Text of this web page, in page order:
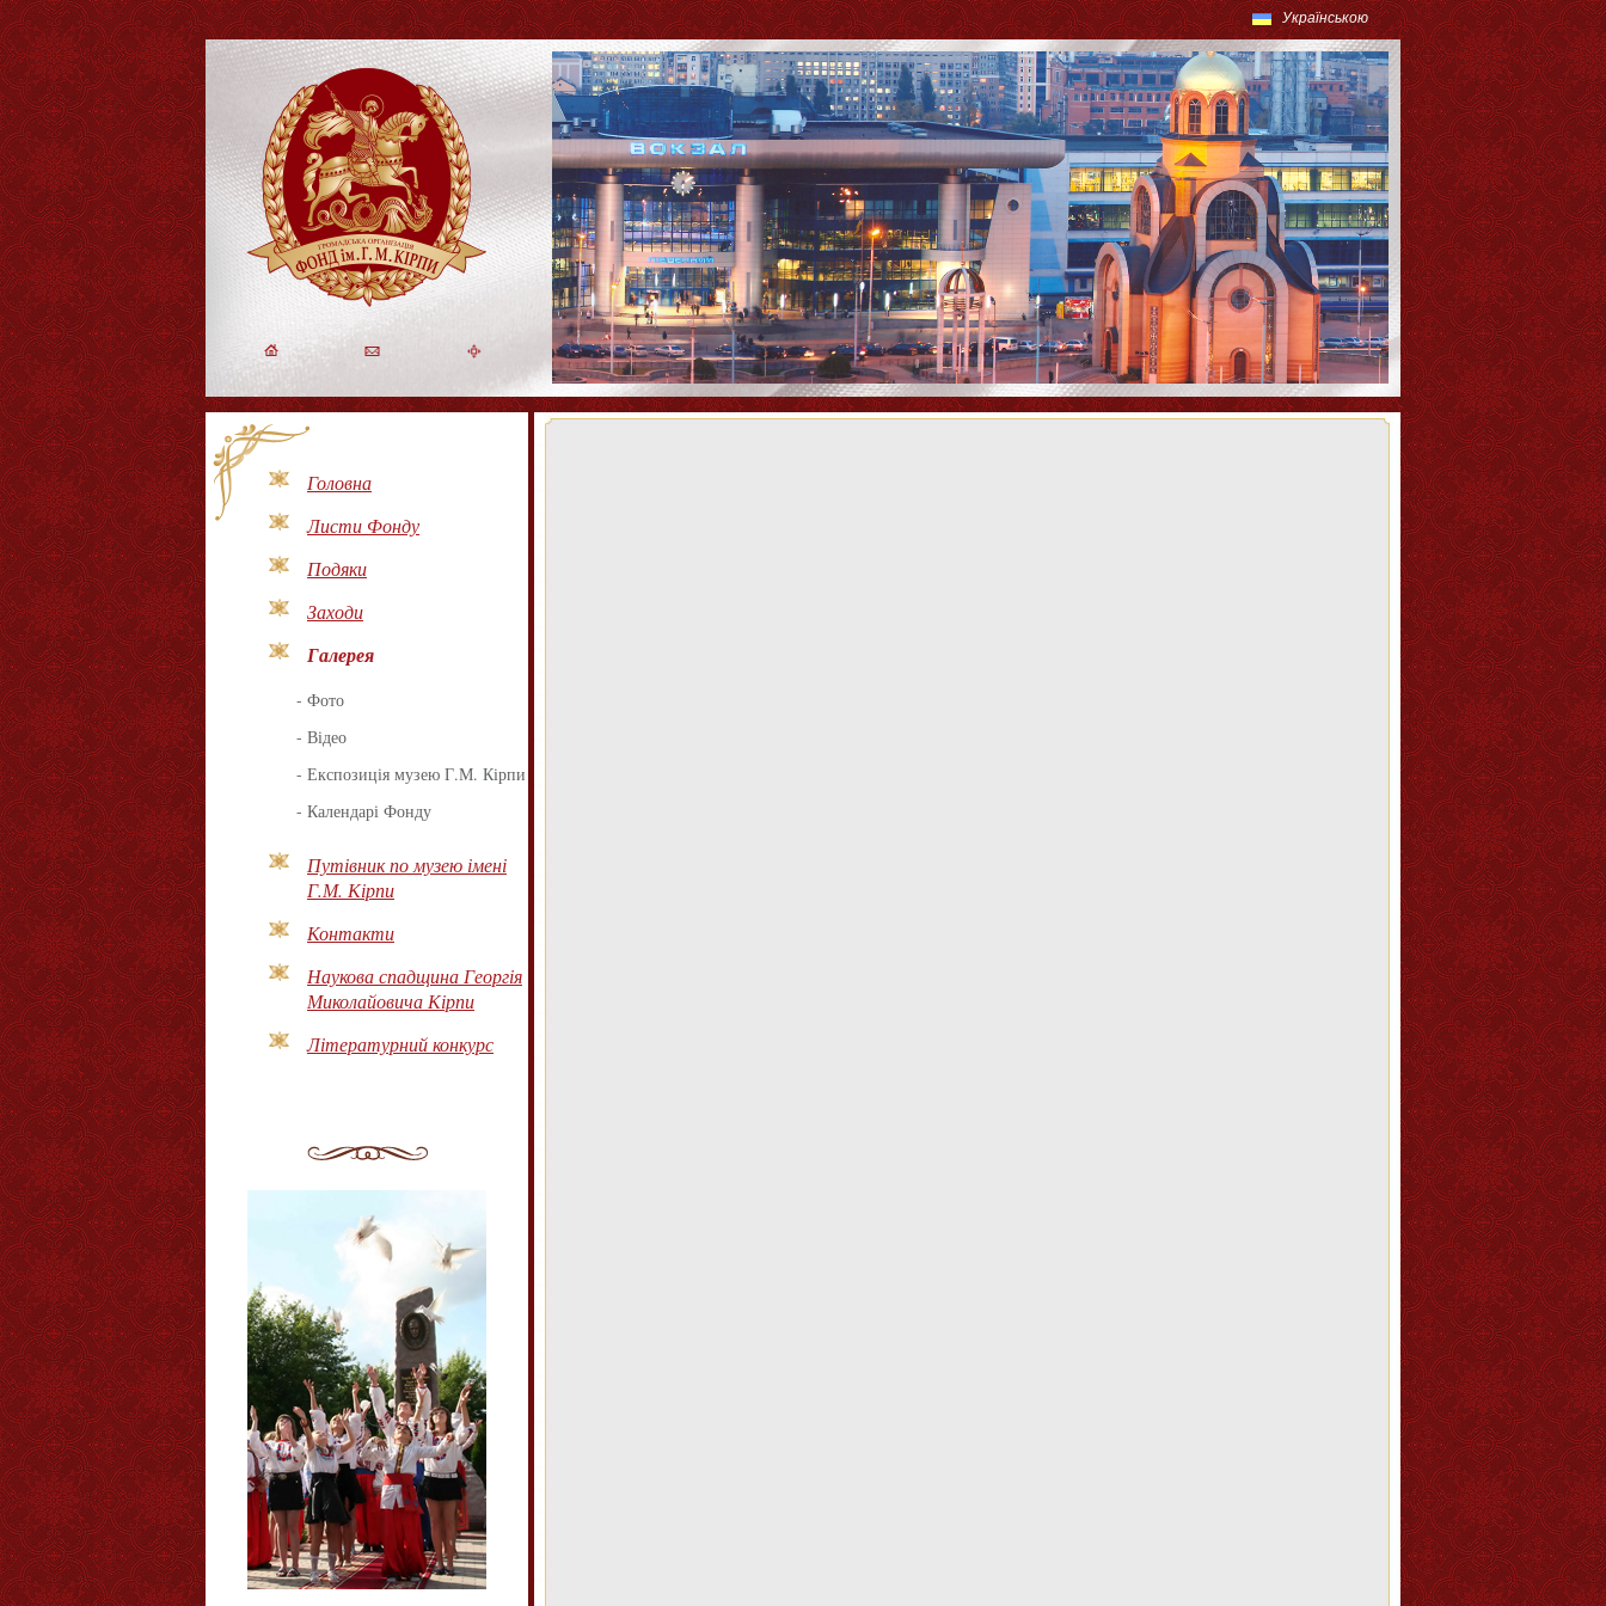
Українською
Головна
Листи Фонду
Подяки
Заходи
Галерея
- Фото
- Відео
- Експозиція музею Г.М. Кірпи
- Календарі Фонду
Путівник по музею імені
Г.М. Кірпи
Контакти
Наукова спадщина Георгія
Миколайовича Кірпи
Літературний конкурс